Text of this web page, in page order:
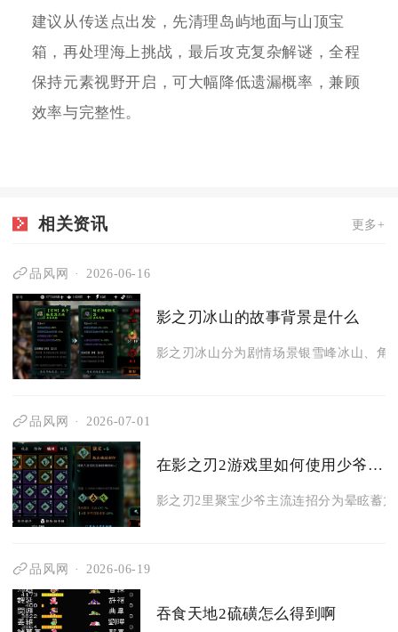
建议从传送点出发，先清理岛屿地面与山顶宝
箱，再处理海上挑战，最后攻克复杂解谜，全程
保持元素视野开启，可大幅降低遗漏概率，兼顾
效率与完整性。
相关资讯 更多+
品风网 2026-06-16
影之刃冰山的故事背景是什么
影之刃冰山分为剧情场景银雪峰冰山、角
品风网 2026-07-01
在影之刃2游戏里如何使用少爷的连招招式
影之刃2里聚宝少爷主流连招分为晕眩蓄
品风网 2026-06-19
吞食天地2硫磺怎么得到啊